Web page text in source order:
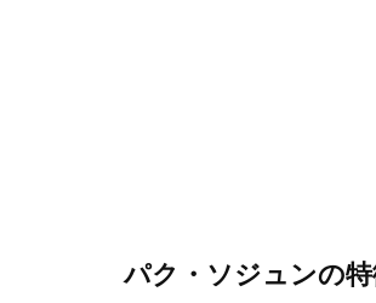
パク・ソジュンの